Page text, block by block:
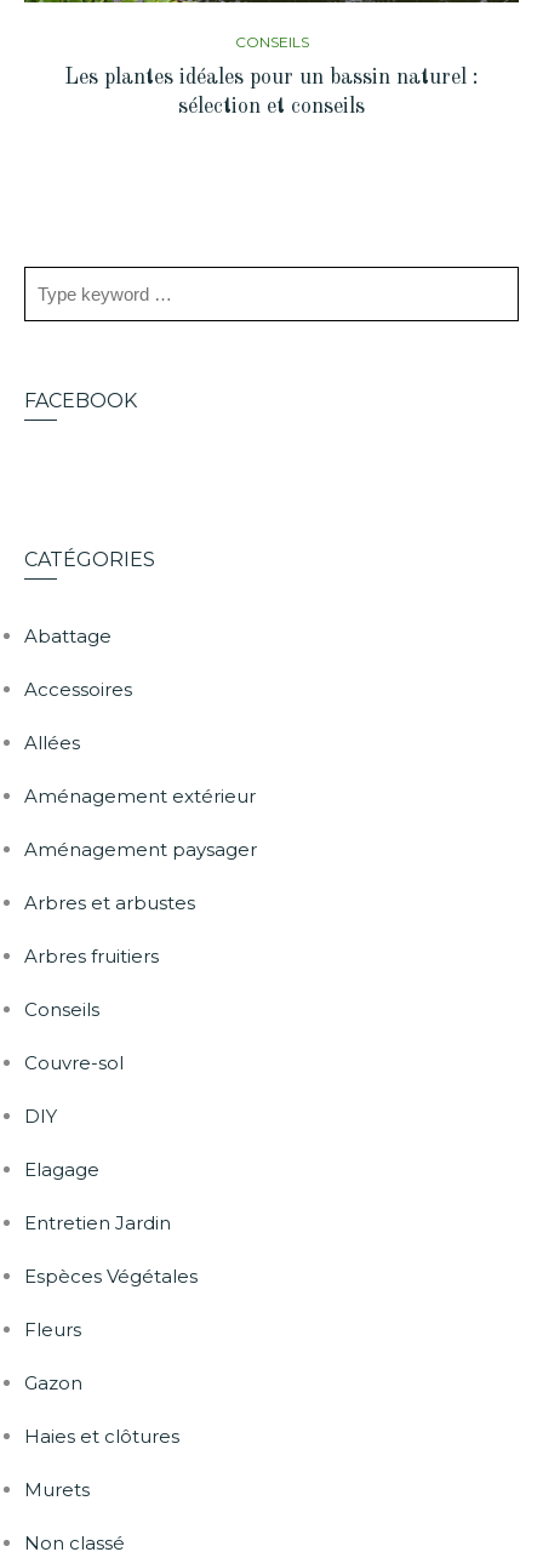
CONSEILS
Les plantes idéales pour un bassin naturel :
sélection et conseils
FACEBOOK
CATÉGORIES
Abattage
Accessoires
Allées
Aménagement extérieur
Aménagement paysager
Arbres et arbustes
Arbres fruitiers
Conseils
Couvre-sol
DIY
Elagage
Entretien Jardin
Espèces Végétales
Fleurs
Gazon
Haies et clôtures
Murets
Non classé